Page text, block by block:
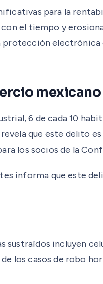
para la
el tiempo y
mexicano
6 de cada 10
que este delito
los socios de la
informa que este
incluyen
los casos de robo